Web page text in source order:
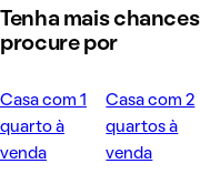
Tenha mais
procure por
Casa com 1
quarto à
venda
Casa com 2
quartos à
venda